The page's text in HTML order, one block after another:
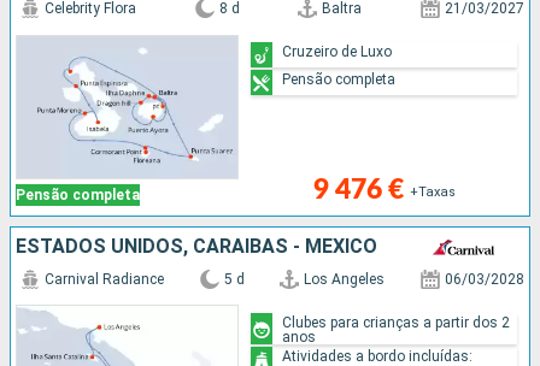
Pensão completa
Celebrity Flora 8 d Baltra 21/03/2027
9 476 € +Taxas
Cruzeiro de Luxo
Pensão completa
ESTADOS UNIDOS, CARAIBAS - MEXICO
Carnival Radiance 5 d Los Angeles 06/03/2028
Clubes para crianças a partir dos 2
anos
Atividades a bordo incluídas: